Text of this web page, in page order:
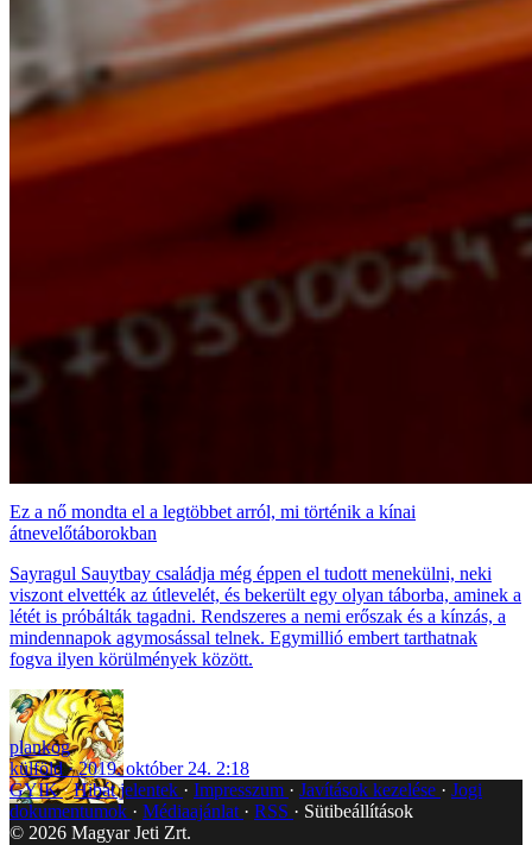
Ez a nő mondta el a legtöbbet arról, mi történik a kínai
átnevelőtáborokban
Sayragul Sauytbay családja még éppen el tudott menekülni, neki
viszont elvették az útlevelét, és bekerült egy olyan táborba, aminek a
létét is próbálták tagadni. Rendszeres a nemi erőszak és a kínzás, a
mindennapok agymosással telnek. Egymillió embert tarthatnak
fogva ilyen körülmények között.
plankog
külföld
2019. október 24. 2:18
GYIK Hibát jelentek Impresszum Javítások kezelése
Jogi
dokumentumok
Médiaajánlat RSS
Sütibeállítások
© 2026 Magyar Jeti Zrt.